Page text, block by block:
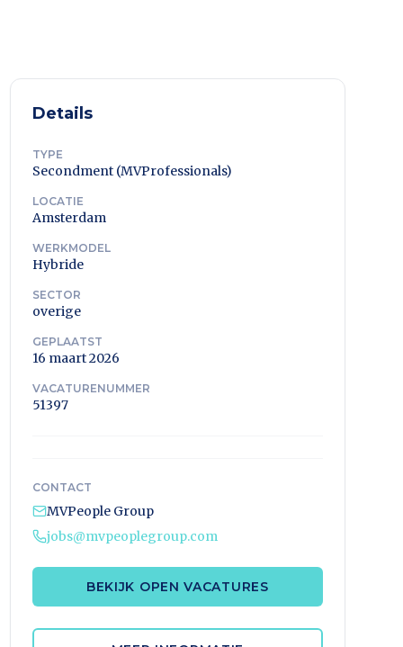
Details
TYPE
Secondment (MVProfessionals)
LOCATIE
Amsterdam
WERKMODEL
Hybride
SECTOR
overige
GEPLAATST
16 maart 2026
VACATURENUMMER
51397
CONTACT
MVPeople Group
jobs@mvpeoplegroup.com
BEKIJK OPEN VACATURES